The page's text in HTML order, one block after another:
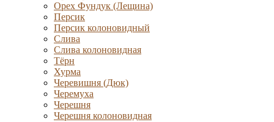
Орех Фундук (Лещина)
Персик
Персик колоновидный
Слива
Слива колоновидная
Тёрн
Хурма
Черевишня (Дюк)
Черемуха
Черешня
Черешня колоновидная